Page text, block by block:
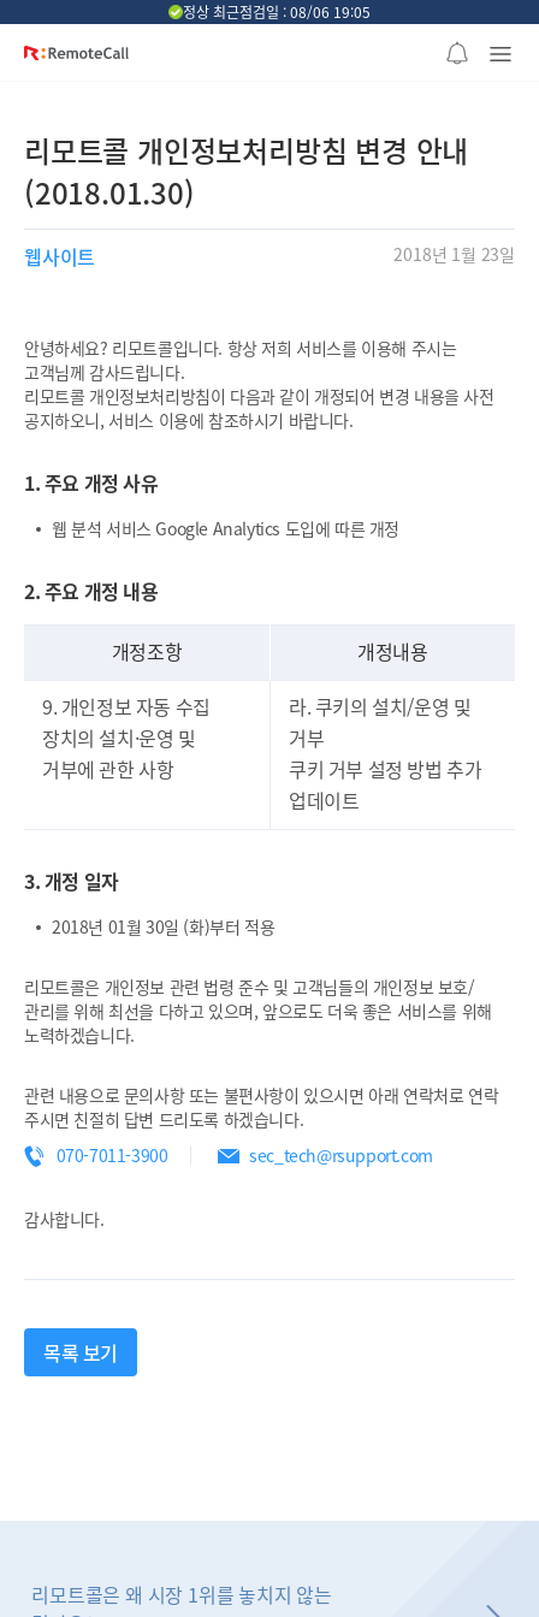
정상 최근점검일 : 08/06 19:05
리모트콜 개인정보처리방침 변경 안내
(2018.01.30)
웹사이트 2018년 1월 23일
안녕하세요? 리모트콜입니다. 항상 저희 서비스를 이용해 주시는
고객님께 감사드립니다.
리모트콜 개인정보처리방침이 다음과 같이 개정되어 변경 내용을 사전
공지하오니, 서비스 이용에 참조하시기 바랍니다.
1. 주요 개정 사유
웹 분석 서비스 Google Analytics 도입에 따른 개정
2. 주요 개정 내용
개정조항
개정내용
9. 개인정보 자동 수집
장치의 설치·운영 및
거부에 관한 사항
라. 쿠키의 설치/운영 및
거부
쿠키 거부 설정 방법 추가
업데이트
3. 개정 일자
2018년 01월 30일 (화)부터 적용
리모트콜은 개인정보 관련 법령 준수 및 고객님들의 개인정보 보호/
관리를 위해 최선을 다하고 있으며, 앞으로도 더욱 좋은 서비스를 위해
노력하겠습니다.
관련 내용으로 문의사항 또는 불편사항이 있으시면 아래 연락처로 연락
주시면 친절히 답변 드리도록 하겠습니다.
070-7011-3900
sec_tech@rsupport.com
감사합니다.
목록 보기
리모트콜은 왜 시장 1위를 놓치지 않는